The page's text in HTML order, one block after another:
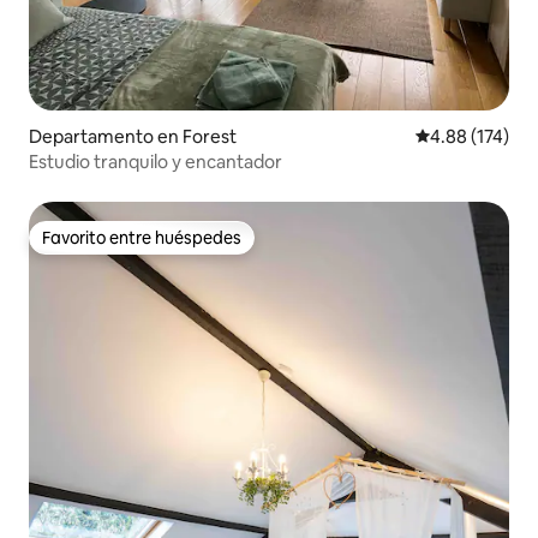
Departamento en Forest Calificación
4.88 (174)
Estudio tranquilo y encantador
Favorito entre huéspedes
Favorito entre huéspedes